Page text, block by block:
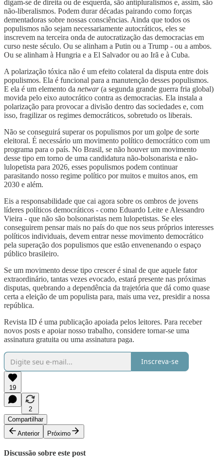
digam-se de direita ou de esquerda, são antipluralismos e, assim, são
não-liberalismos. Podem durar décadas pairando como forças
dementadoras sobre nossas consciências. Ainda que todos os
populismos não sejam necessariamente autocráticos, eles se
inscrevem na terceira onda de autocratização das democracias em
curso neste século. Ou se alinham a Putin ou a Trump - ou a ambos.
Ou se alinham à Hungria e a El Salvador ou ao Irã e à Cuba.
A polarização tóxica não é um efeito colateral da disputa entre dois
populismos. Ela é funcional para a manutenção desses populismos.
E ela é um elemento da netwar(a segunda grande guerra fria global)
movida pelo eixo autocrático contra as democracias. Ela instala a
polarização para provocar a divisão dentro das sociedades e, com
isso, fragilizar os regimes democráticos, sobretudo os liberais.
Não se conseguirá superar os populismos por um golpe de sorte
eleitoral. É necessário um movimento político democrático com um
programa para o país. No Brasil, se não houver um movimento
desse tipo em torno de uma candidatura não-bolsonarista e não-
lulopetista para 2026, esses populismos podem continuar
parasitando nosso regime político por muitos e muitos anos, em
2030 e além.
Eis a responsabilidade que cai agora sobre os ombros de jovens
líderes políticos democráticos - como Eduardo Leite e Alessandro
Vieira - que não são bolsonaristas nem lulopetistas. Se eles
conseguirem pensar mais no país do que nos seus próprios interesses
políticos individuais, devem entrar nesse movimento democrático
pela superação dos populismos que estão envenenando o espaço
público brasileiro.
Se um movimento desse tipo crescer é sinal de que aquele fator
extraordinário, tantas vezes evocado, estará presente nas próximas
disputas, quebrando a dependência da trajetória que dá como quase
certa a eleição de um populista para, mais uma vez, presidir a nossa
república.
Revista ID é uma publicação apoiada pelos leitores. Para receber
novos posts e apoiar nosso trabalho, considere tornar-se uma
assinatura gratuita ou uma assinatura paga.
Inscreva-se
19
2
Compartilhar
Anterior
Próximo
Discussão sobre este post